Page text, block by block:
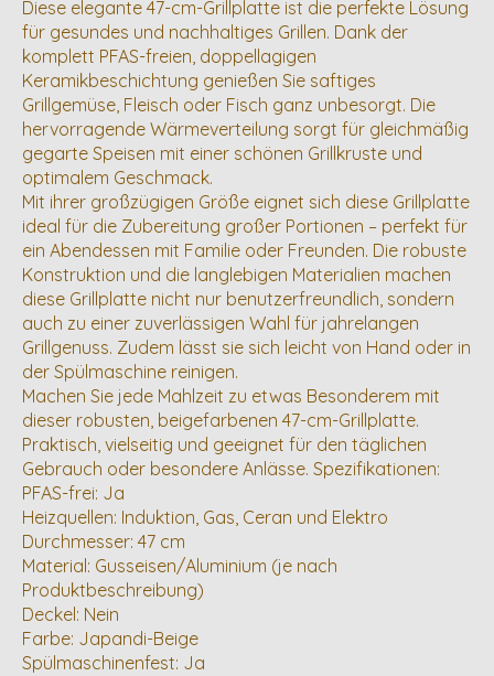
Diese elegante 47-cm-Grillplatte ist die perfekte Lösung
für gesundes und nachhaltiges Grillen. Dank der
komplett PFAS-freien, doppellagigen
Keramikbeschichtung genießen Sie saftiges
Grillgemüse, Fleisch oder Fisch ganz unbesorgt. Die
hervorragende Wärmeverteilung sorgt für gleichmäßig
gegarte Speisen mit einer schönen Grillkruste und
optimalem Geschmack.
Mit ihrer großzügigen Größe eignet sich diese Grillplatte
ideal für die Zubereitung großer Portionen – perfekt für
ein Abendessen mit Familie oder Freunden. Die robuste
Konstruktion und die langlebigen Materialien machen
diese Grillplatte nicht nur benutzerfreundlich, sondern
auch zu einer zuverlässigen Wahl für jahrelangen
Grillgenuss. Zudem lässt sie sich leicht von Hand oder in
der Spülmaschine reinigen.
Machen Sie jede Mahlzeit zu etwas Besonderem mit
dieser robusten, beigefarbenen 47-cm-Grillplatte.
Praktisch, vielseitig und geeignet für den täglichen
Gebrauch oder besondere Anlässe. Spezifikationen:
PFAS-frei: Ja
Heizquellen: Induktion, Gas, Ceran und Elektro
Durchmesser: 47 cm
Material: Gusseisen/Aluminium (je nach
Produktbeschreibung)
Deckel: Nein
Farbe: Japandi-Beige
Spülmaschinenfest: Ja